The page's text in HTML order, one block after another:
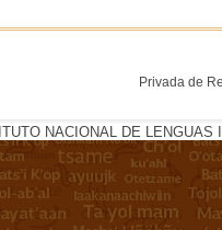
Privada de
NACIONAL DE